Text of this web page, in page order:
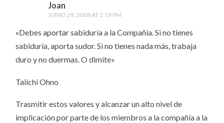
Joan
JUNIO 29, 2008 AT 2:19 PM
«Debes aportar sabiduría a la Compañía. Si no tienes
sabiduría, aporta sudor. Si no tienes nada más, trabaja
duro y no duermas. O dimite»
Taiichi Ohno
Trasmitir estos valores y alcanzar un alto nivel de
implicación por parte de los miembros a la compañía a la